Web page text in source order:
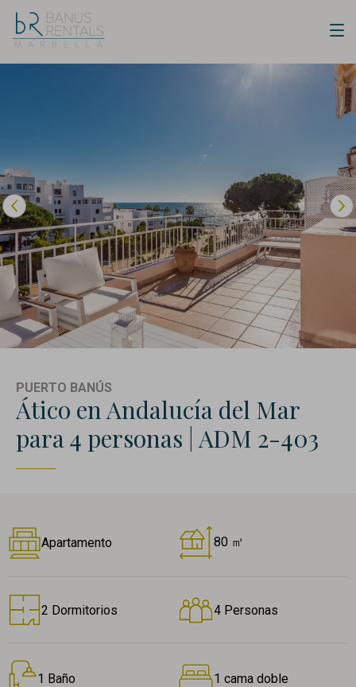
PUERTO BANÚS
Ático en Andalucía del Mar
para 4 personas | ADM 2-403
Apartamento 80 ㎡
2 Dormitorios 4 Personas
1 Baño 1 cama doble